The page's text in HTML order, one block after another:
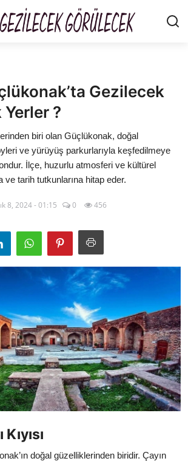
Gezilecek
?
biri olan Güçlükonak, doğal
ve yürüyüş parkurlarıyla keşfedilmeye
İlçe, huzurlu atmosferi ve kültürel
ve tarih tutkunlarına hitap eder.
8, 2024 - 01:15 0 456
doğal güzelliklerinden biridir. Çayın